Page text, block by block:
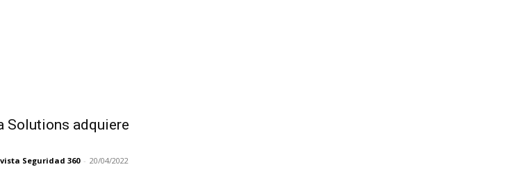
Solutions adquiere
Seguridad 360 - 20/04/2022